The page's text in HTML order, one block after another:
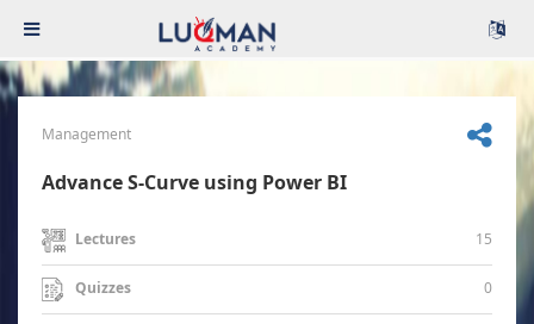
Management
Advance S-Curve using Power BI
Lectures 15
Quizzes 0